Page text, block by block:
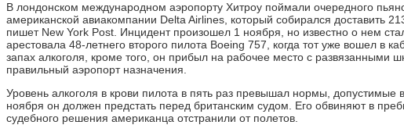
В лондонском международном аэропорту Хитроу поймали очередного
американской авиакомпании Delta Airlines, который собирался доставить
пишет New York Post. Инцидент произошел 1 ноября, но известно о нем
арестовала 48-летнего второго пилота Boeing 757, когда тот уже вошел в
запах алкоголя, кроме того, он прибыл на рабочее место с развязанными
правильный аэропорт назначения.
Уровень алкоголя в крови пилота в пять раз превышал нормы, допустимые
ноября он должен предстать перед британским судом. Его обвиняют в
судебного решения американца отстранили от полетов.